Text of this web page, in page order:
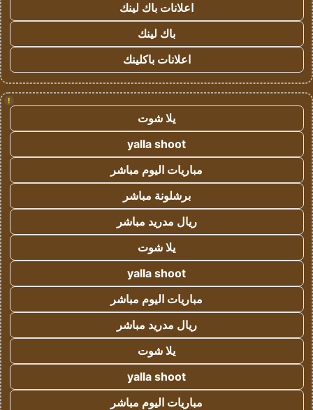
اعلانات باك لينك
باك لينك
اعلانات باكلينك
!
يلا شوت
yalla shoot
مباريات اليوم مباشر
برشلونة مباشر
ريال مدريد مباشر
يلا شوت
yalla shoot
مباريات اليوم مباشر
ريال مدريد مباشر
يلا شوت
yalla shoot
مباريات اليوم مباشر